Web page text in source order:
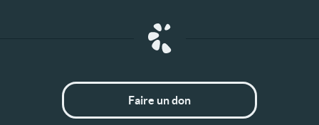
Faire un don